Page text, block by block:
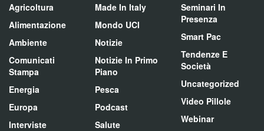
Agricoltura
Alimentazione
Ambiente
Comunicati
Stampa
Energia
Europa
Interviste
Made In Italy
Mondo UCI
Notizie
Notizie In Primo
Piano
Pesca
Podcast
Salute
Seminari In
Presenza
Smart Pac
Tendenze E
Società
Uncategorized
Video Pillole
Webinar